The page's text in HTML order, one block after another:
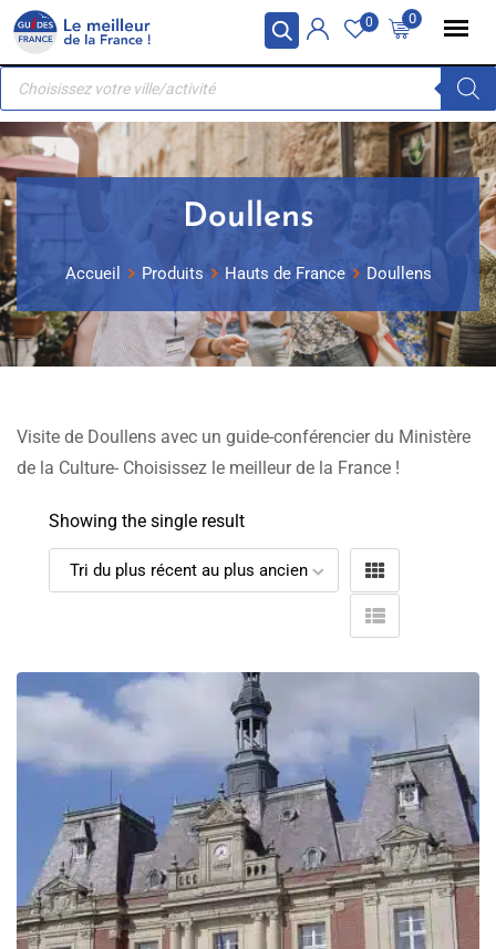
Panneau de gestion des cookies
Skip
content
0
0
Recherche
produits
Doullens
Accueil Produits Hauts de France Doullens
Visite de Doullens avec un guide-conférencier du Ministère
de la Culture- Choisissez le meilleur de la France !
Showing the single result